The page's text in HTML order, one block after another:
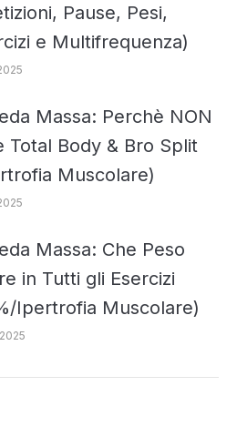
Pause, Pesi,
e Multifrequenza)
Massa: Perchè NON
Total Body & Bro Split
Muscolare)
Massa: Che Peso
in Tutti gli Esercizi
Ipertrofia Muscolare)